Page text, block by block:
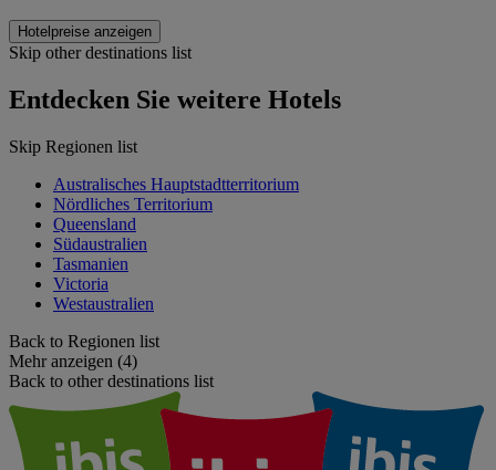
Hotelpreise anzeigen
Skip other destinations list
Entdecken Sie weitere Hotels
Skip Regionen list
Australisches Hauptstadtterritorium
Nördliches Territorium
Queensland
Südaustralien
Tasmanien
Victoria
Westaustralien
Back to Regionen list
Mehr anzeigen (4)
Back to other destinations list